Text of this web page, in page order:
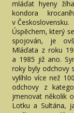
mláďat hyeny
kondora
v Československu.
Úspěchem, který
spojován, je
Mláďata z roku
a 1985 již ano.
roky byly odchovy
vylíhlo více než
odchovy z
jmenovat několik
Lotku a Sultána,